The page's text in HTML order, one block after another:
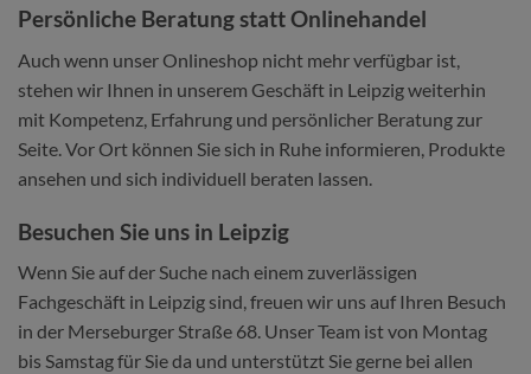
Persönliche Beratung statt Onlinehandel
Auch wenn unser Onlineshop nicht mehr verfügbar ist,
stehen wir Ihnen in unserem Geschäft in Leipzig weiterhin
mit Kompetenz, Erfahrung und persönlicher Beratung zur
Seite. Vor Ort können Sie sich in Ruhe informieren, Produkte
ansehen und sich individuell beraten lassen.
Besuchen Sie uns in Leipzig
Wenn Sie auf der Suche nach einem zuverlässigen
Fachgeschäft in Leipzig sind, freuen wir uns auf Ihren Besuch
in der Merseburger Straße 68. Unser Team ist von Montag
bis Samstag für Sie da und unterstützt Sie gerne bei allen